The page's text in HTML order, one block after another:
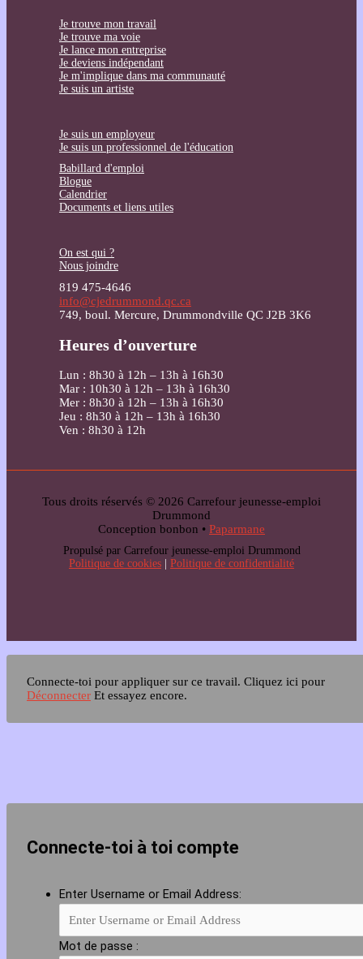
Je trouve mon travail
Je trouve ma voie
Je lance mon entreprise
Je deviens indépendant
Je m'implique dans ma communauté
Je suis un artiste
Je suis un employeur
Je suis un professionnel de l'éducation
Babillard d'emploi
Blogue
Calendrier
Documents et liens utiles
On est qui ?
Nous joindre
819 475-4646
info@cjedrummond.qc.ca
749, boul. Mercure, Drummondville QC J2B 3K6
Heures d’ouverture
Lun : 8h30 à 12h – 13h à 16h30
Mar : 10h30 à 12h – 13h à 16h30
Mer : 8h30 à 12h – 13h à 16h30
Jeu : 8h30 à 12h – 13h à 16h30
Ven : 8h30 à 12h
Tous droits réservés © 2026 Carrefour jeunesse-emploi
Drummond
Conception bonbon • Paparmane
Propulsé par Carrefour jeunesse-emploi Drummond
Politique de cookies | Politique de confidentialité
Connecte-toi pour appliquer sur ce travail. Cliquez ici pour
Déconnecter Et essayez encore.
Connecte-toi à toi compte
Enter Username or Email Address:
Mot de passe :